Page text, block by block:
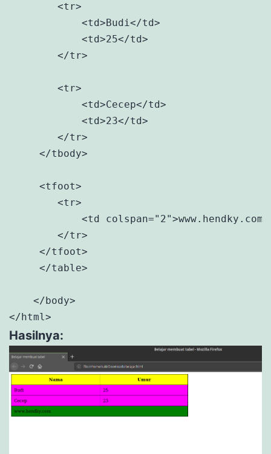
        <tr>
            <td>Budi</td>
            <td>25</td>
        </tr>
        <tr>
            <td>Cecep</td>
            <td>23</td>
        </tr>
     </tbody>
     <tfoot>
        <tr>
<td
        </tr>
     </tfoot>
     </table>
    </body>
</html>
Hasilnya: